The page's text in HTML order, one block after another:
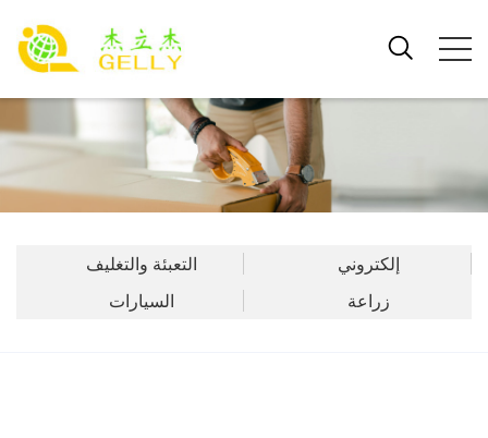
التعبئة والتغليف
إلكتروني
السيارات
زراعة